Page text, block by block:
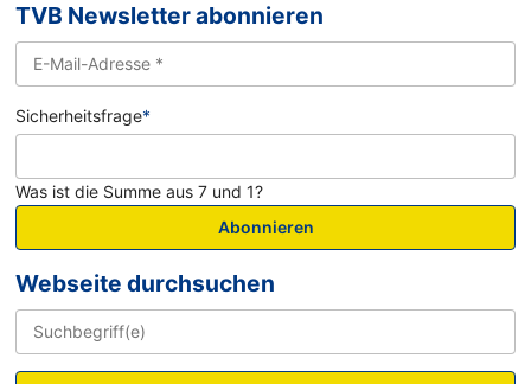
TVB Newsletter abonnieren
Sicherheitsfrage*
Was ist die Summe aus 7 und 1?
Abonnieren
Webseite durchsuchen